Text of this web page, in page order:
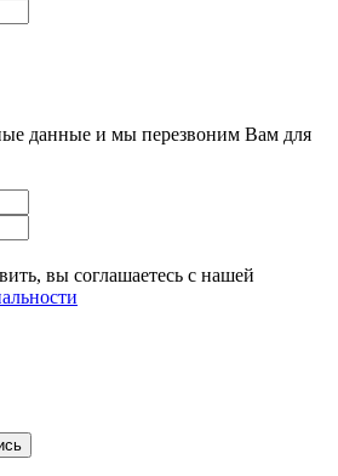
данные и мы перезвоним Вам для
вы соглашаетесь с нашей